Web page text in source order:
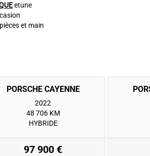
etune
et main
PORSCHE CAYENNE
2022
48 706 KM
HYBRIDE
97 900 €